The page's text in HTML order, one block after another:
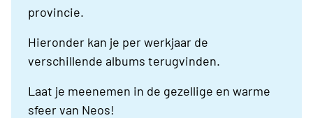
provincie.
Hieronder kan je per werkjaar de
verschillende albums terugvinden.
Laat je meenemen in de gezellige en warme
sfeer van Neos!